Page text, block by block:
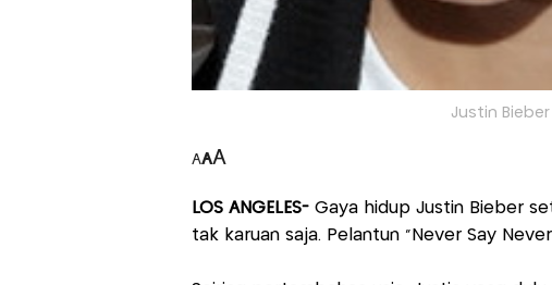
Justin
AAA
LOS ANGELES-Gaya hidup Justin Bieber
tak karuan saja. Pelantun "Never Say